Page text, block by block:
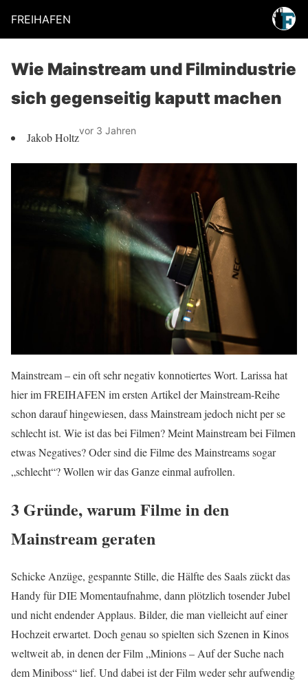
FREIHAFEN
Wie Mainstream und Filmindustrie
sich gegenseitig kaputt machen
Jakob Holtzvor 3 Jahren
Mainstream – ein oft sehr negativ konnotiertes Wort. Larissa hat
hier im FREIHAFEN im ersten Artikel der Mainstream-Reihe
schon darauf hingewiesen, dass Mainstream jedoch nicht per se
schlecht ist. Wie ist das bei Filmen? Meint Mainstream bei Filmen
etwas Negatives? Oder sind die Filme des Mainstreams sogar
„schlecht“? Wollen wir das Ganze einmal aufrollen.
3 Gründe, warum Filme in den
Mainstream geraten
Schicke Anzüge, gespannte Stille, die Hälfte des Saals zückt das
Handy für DIE Momentaufnahme, dann plötzlich tosender Jubel
und nicht endender Applaus. Bilder, die man vielleicht auf einer
Hochzeit erwartet. Doch genau so spielten sich Szenen in Kinos
weltweit ab, in denen der Film „Minions – Auf der Suche nach
dem Miniboss“ lief. Und dabei ist der Film weder sehr aufwendig